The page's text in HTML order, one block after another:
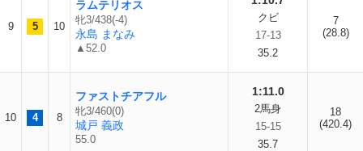
9 5 10
ラムテリオス
牝3/438(-4)
永島 まなみ
▲52.0
クビ
17-13
35.2
7
(28.8)
10 4 8
ファストチアフル
牝3/460(0)
城戸 義政
55.0
1:11.0
2馬身
15-15
35.7
18
(420.4)